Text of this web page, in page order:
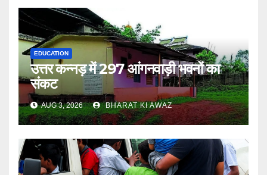
EDUCATION
उत्तर कन्नड़ में 297 आंगनवाड़ी भवनों का
संकट
AUG 3, 2026 BHARAT KI AWAZ